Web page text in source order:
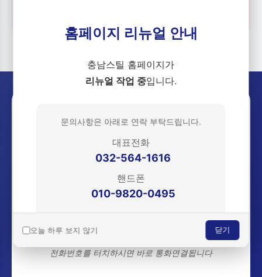
궁금한 점이 있으신가요? 지금
바로 연락주세요!
문의 :
010-9820-0495
(영업부 김영건 실장)
전화번호를 터치하시면 바로 통화연결됩니다
홈페이지 리뉴얼 안내
충남스틸 홈페이지가
리뉴얼 작업 중입니다.
문의사항은 아래로 연락 부탁드립니다.
대표전화
032-564-1616
핸드폰
010-9820-0495
더 나은 서비스로 찾아뵙겠습니다.
감사합니다.
오늘 하루 보지 않기 닫기